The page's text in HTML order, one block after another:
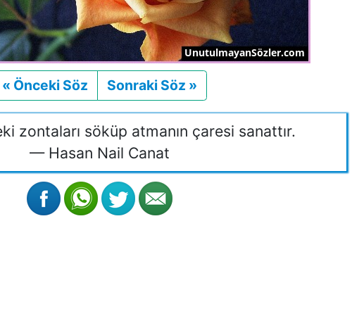
« Önceki Söz Önceki
Sonraki Söz »
zontaları söküp atmanın çaresi sanattır.
— Hasan Nail Canat